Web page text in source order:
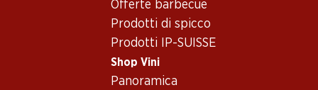
Offerte barbecue
Prodotti di spicco
Prodotti IP-SUISSE
Shop Vini
Panoramica